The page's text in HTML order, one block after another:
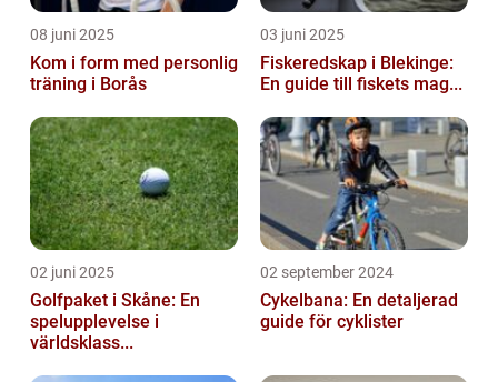
08 juni 2025
Kom i form med personlig
träning i Borås
03 juni 2025
Fiskeredskap i Blekinge:
En guide till fiskets mag...
02 juni 2025
Golfpaket i Skåne: En
spelupplevelse i
världsklass...
02 september 2024
Cykelbana: En detaljerad
guide för cyklister